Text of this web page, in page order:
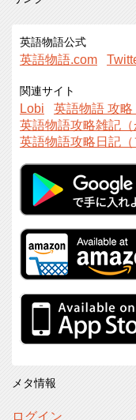
英語物語公式
英語物語.com
関連サイト
Lobi 英語物語 攻略
英語物語攻略雑記（
英語物語攻略日記（
メタ情報
ログイン